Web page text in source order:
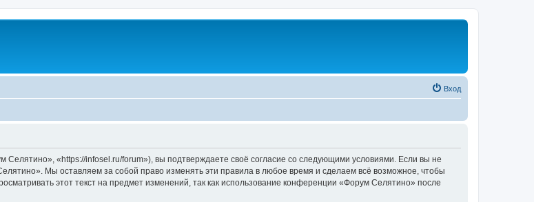
Вход
«https://infosel.ru/forum»), вы подтверждаете своё согласие со следующими условиями. Если вы не
Мы оставляем за собой право изменять эти правила в любое время и сделаем всё возможное, чтобы
этот текст на предмет изменений, так как использование конференции «Форум Селятино» после